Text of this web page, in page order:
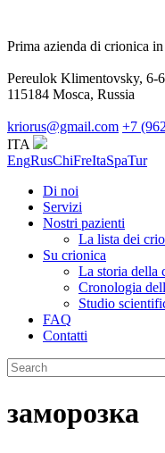
Prima azienda di crionica in
Pereulok Klimentovsky, 6-
115184 Mosca, Russia
kriorus@gmail.com +7
ITA
EngRusChiFreItaSpaTur
Di noi
Servizi
Nostri pazienti
La lista dei
Su crionica
La storia della
Сronologia
Studio
FAQ
Contatti
заморозка